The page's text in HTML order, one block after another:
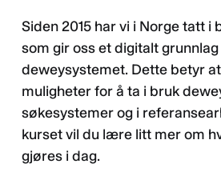
Siden 2015 har vi i Norge tatt i
som gir oss et digitalt
deweysystemet. Dette betyr
muligheter for å ta i bruk
søkesystemer og i
kurset vil du lære litt mer om
gjøres i dag.